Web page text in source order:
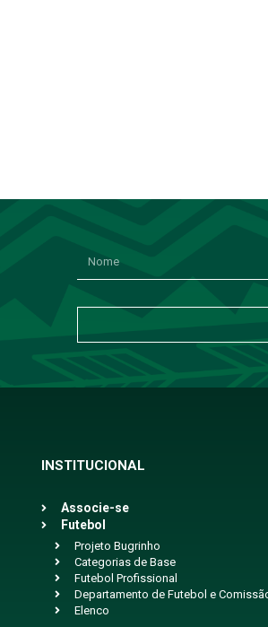
INSTITUCIONAL
Associe-se
Futebol
Projeto Bugrinho
Categorias de Base
Futebol Profissional
Departamento de Futebol e
Elenco